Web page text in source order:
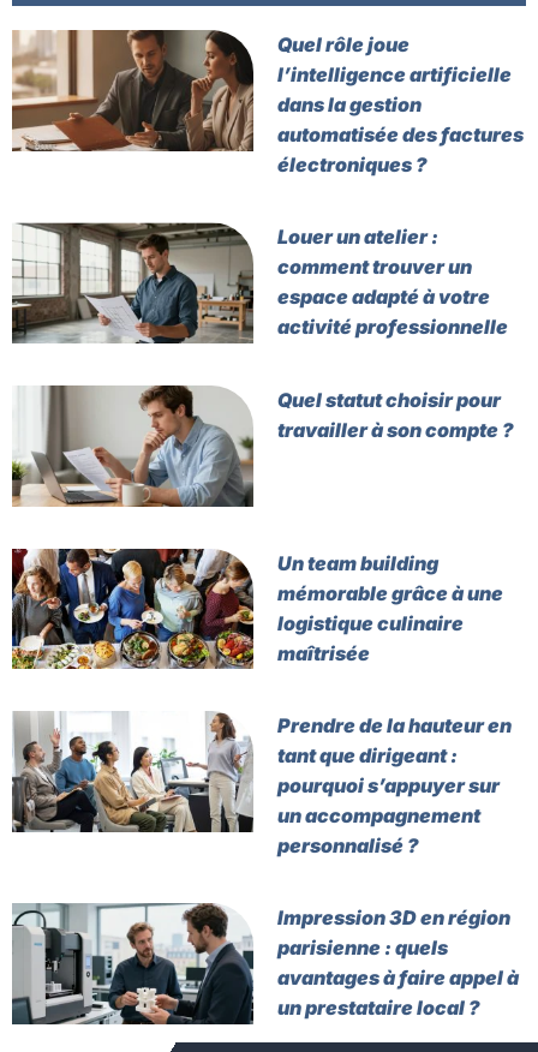
Quel rôle joue
l’intelligence artificielle
dans la gestion
automatisée des factures
électroniques ?
Louer un atelier :
comment trouver un
espace adapté à votre
activité professionnelle
Quel statut choisir pour
travailler à son compte ?
Un team building
mémorable grâce à une
logistique culinaire
maîtrisée
Prendre de la hauteur en
tant que dirigeant :
pourquoi s’appuyer sur
un accompagnement
personnalisé ?
Impression 3D en région
parisienne : quels
avantages à faire appel à
un prestataire local ?